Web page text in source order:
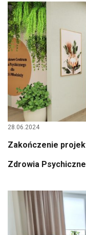
28.06.2024
Zakończenie
Zdrowia